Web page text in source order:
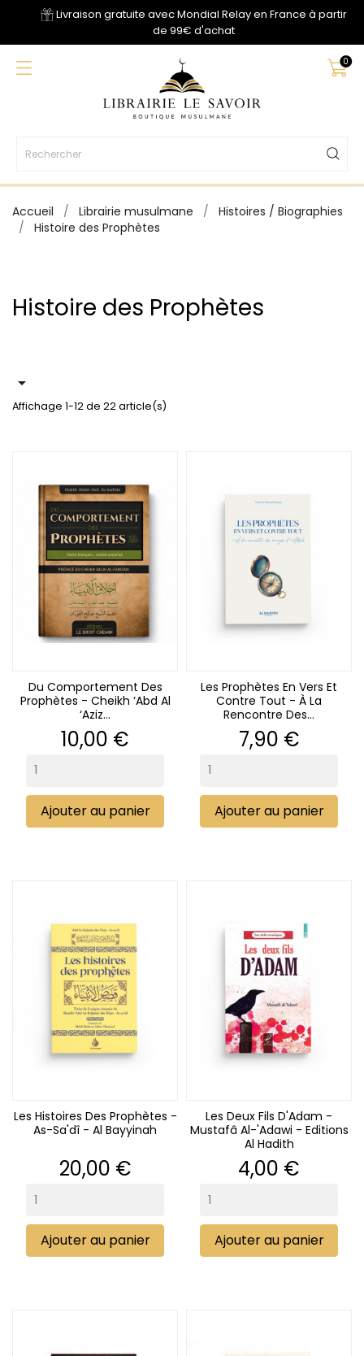
Livraison gratuite avec Mondial Relay en France à partir
de 99€ d'achat
0
Accueil Librairie musulmane
Histoires / Biographies
Histoire des Prophètes
Histoire des Prophètes

Affichage 1-12 de 22 article(s)
Du Comportement Des
Prophètes - Cheikh ‘Abd Al
‘Aziz...
Prix
10,00 €
Ajouter au panier
Les Prophètes En Vers Et
Contre Tout - À La
Rencontre Des...
Prix
7,90 €
Ajouter au panier
Les Histoires Des Prophètes -
As-Sa'dî - Al Bayyinah
Prix
20,00 €
Ajouter au panier
Les Deux Fils D'Adam -
Mustafâ Al-'Adawi - Editions
Al Hadith
Prix
4,00 €
Ajouter au panier